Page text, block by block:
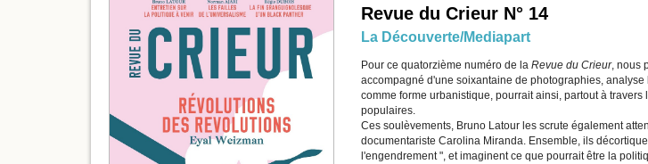
Revue du Crieur N° 14
La Découverte/Mediapart
Pour ce quatorzième numéro de la Revue du Crieur, nous
accompagné d'une soixantaine de photographies,
comme forme urbanistique, pourrait ainsi, partout à
populaires.
Ces soulèvements, Bruno Latour les scrute également
documentariste Carolina Miranda. Ensemble, ils
l'engendrement ", et imaginent ce que pourrait être la